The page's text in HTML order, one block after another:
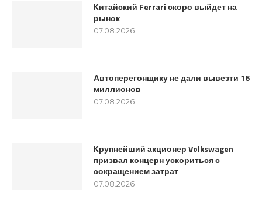
Китайский Ferrari скоро выйдет на
рынок
07.08.2026
Автоперегонщику не дали вывезти 16
миллионов
07.08.2026
Крупнейший акционер Volkswagen
призвал концерн ускориться с
сокращением затрат
07.08.2026